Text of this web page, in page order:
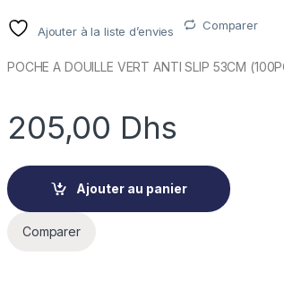
Ajouter à la liste d’envies Comparer
POCHE A DOUILLE VERT ANTI SLIP 53CM
205,00 Dhs
Ajouter au panier
Comparer